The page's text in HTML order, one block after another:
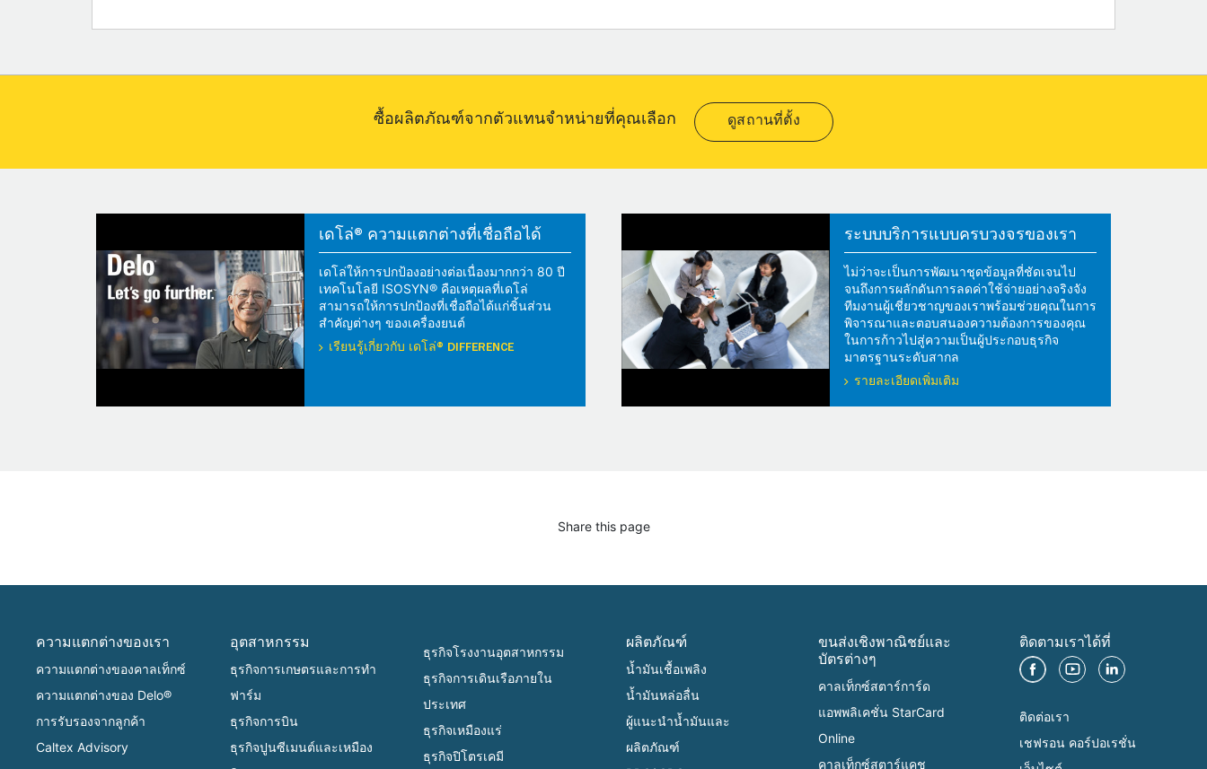
ซื้อผลิตภัณฑ์จากตัวแทนจำหน่ายที่คุณเลือก ดูสถานที่ตั้ง
เดโล่® ความแตกต่างที่เชื่อถือได้
เดโล่ให้การปกป้องอย่างต่อเนื่องมากกว่า 80 ปี
เทคโนโลยี ISOSYN® คือเหตุผลที่เดโล่
สามารถให้การปกป้องที่เชื่อถือได้แก่ชิ้นส่วน
สำคัญต่างๆ ของเครื่องยนต์
เรียนรู้เกี่ยวกับ เดโล่® DIFFERENCE
ระบบบริการแบบครบวงจรของเรา
ไม่ว่าจะเป็นการพัฒนาชุดข้อมูลที่ชัดเจนไป
จนถึงการผลักดันการลดค่าใช้จ่ายอย่างจริงจัง
ทีมงานผู้เชี่ยวชาญของเราพร้อมช่วยคุณในการ
พิจารณาและตอบสนองความต้องการของคุณ
ในการก้าวไปสู่ความเป็นผู้ประกอบธุรกิจ
มาตรฐานระดับสากล
รายละเอียดเพิ่มเติม
Share this page
ความแตกต่างของเรา
ความแตกต่างของคาลเท็กซ์
ความแตกต่างของ Delo®
การรับรองจากลูกค้า
Caltex Advisory
อุตสาหกรรม
ธุรกิจการเกษตรและการทำ
ฟาร์ม
ธุรกิจการบิน
ธุรกิจปูนซีเมนต์และเหมือง
ธุรกิจโรงงานอุตสาหกรรม
ธุรกิจการเดินเรือภายใน
ประเทศ
ธุรกิจเหมืองแร่
ธุรกิจปิโตรเคมี
ผลิตภัณฑ์
น้ำมันเชื้อเพลิง
น้ำมันหล่อลื่น
ผู้แนะนำน้ำมันและ
ผลิตภัณฑ์
ขนส่งเชิงพาณิชย์และ
บัตรต่างๆ
คาลเท็กซ์สตาร์การ์ด
แอพพลิเคชั่น StarCard
Online
คาลเท็กซ์สตาร์แคช
ติดตามเราได้ที่
ติดต่อเรา
เชฟรอน คอร์ปอเรชั่น